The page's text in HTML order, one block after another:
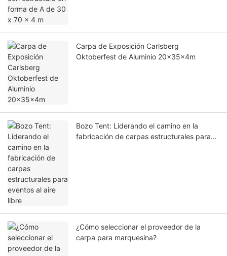
Carpa de Exposición Carlsberg
Oktoberfest de Aluminio 20x35x4m
Bozo Tent: Liderando el camino en la
fabricación de carpas estructurales para
¿Cómo seleccionar el proveedor de la
carpa para marquesina?